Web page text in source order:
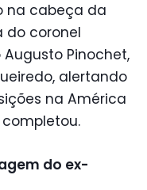
na cabeça da
do coronel
Pinochet,
alertando
na América
completou.
do ex-